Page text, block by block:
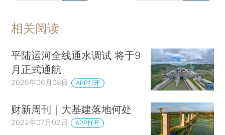
相关阅读
平陆运河全线通水调试 将于9
月正式通航
2026年06月08日 APP打开
财新周刊｜大基建落地何处
2022年07月02日 APP打开